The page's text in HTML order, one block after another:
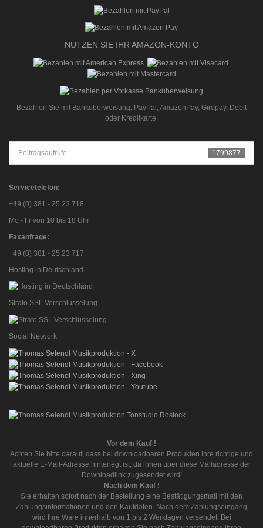
NUTZEN SIE IHR AMAZON-KONTO
Bezahlen Sie mit Banküberweisung, PayPal, AmazonPay, Giropay, Debit
oder Kreditkarte.
Beitragsaufrufe 1799877
Servicetelefon:
+49 (0) 381 - 25 23 718
Mo - Fr von 10 bis 18 Uhr
Faxanfrage:
+49 (0) 381 - 25 23 717
Hosting in Deutschland
Strato SSL Verschlüsselung
Social Network
Vor dem Kauf !
Achten Sie bitte darauf, dass bei downloadbaren Produkten Ihre richtige und
aktuelle E-Mail-Adresse hinterlegt ist, da ihnen über diese Mailadresse der
Downloadlink zugesendet wird!
Nach dem Kauf !
Sie erhalten sofort nach der Bestellung eine Bestätigungsmail mit den
Zahlungsinformationen und den Kaufdaten. Nach dem Zahlungseingang
wird Ihre Ware innerhalb von 1 bis 2 Werktagen versendet. Bei